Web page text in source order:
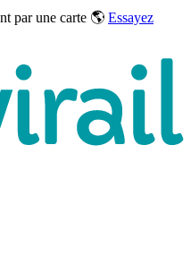
par une carte 🌎 Essayez